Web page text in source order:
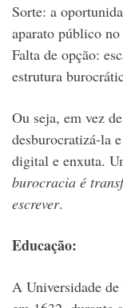
Sorte: a
aparato público
Falta de opção:
estrutura
Ou seja, em vez
desburocratizá-la
digital e enxuta.
burocracia é
escrever.
Educação:
A Universidade